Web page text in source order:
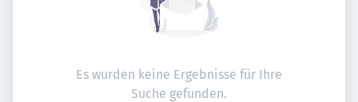
Es wurden keine Ergebnisse für Ihre
Suche gefunden.